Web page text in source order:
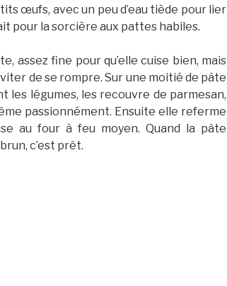
œufs, avec un peu d’eau tiède pour lier
pour la sorcière aux pattes habiles.
assez fine pour qu’elle cuise bien, mais
de se rompre. Sur une moitié de pâte
les légumes, les recouvre de parmesan,
passionnément. Ensuite elle referme
au four à feu moyen. Quand la pâte
c’est prêt.